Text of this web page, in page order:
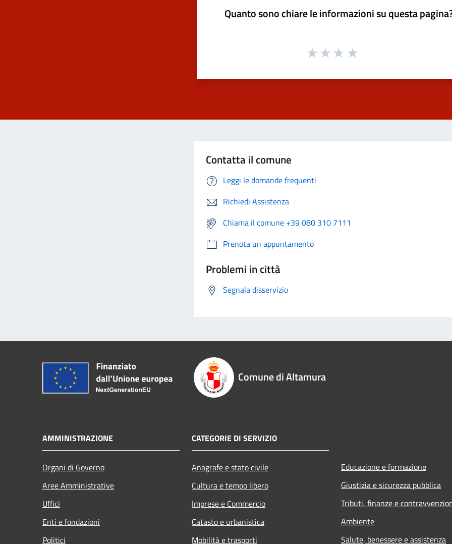
Quanto sono chiare le informazioni su questa
Contatta il comune
Leggi le domande frequenti
Richiedi Assistenza
Chiama il comune +39 080 310 7111
Prenota un appuntamento
Problemi in città
Segnala disservizio
Comune di Altamura
AMMINISTRAZIONE
Organi di Governo
Aree Amministrative
Uffici
Enti e fondazioni
Politici
CATEGORIE DI SERVIZIO
Anagrafe e stato civile
Cultura e tempo libero
Imprese e Commercio
Catasto e urbanistica
Mobilità e trasporti
Educazione e formazione
Giustizia e sicurezza pubblica
Tributi, finanze e
Ambiente
Salute, benessere e assistenza